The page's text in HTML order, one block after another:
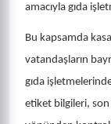
amacıyla gıda
Bu kapsamda
vatandaşların
gıda
etiket bilgileri,